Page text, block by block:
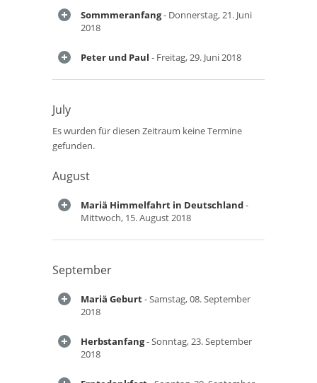
Sommmeranfang- Donnerstag, 21. Juni
2018
Peter und Paul - Freitag, 29. Juni 2018
July
Es wurden für diesen Zeitraum keine Termine
gefunden.
August
Mariä Himmelfahrt in Deutschland-
Mittwoch, 15. August 2018
September
Mariä Geburt- Samstag, 08. September
2018
Herbstanfang- Sonntag, 23. September
2018